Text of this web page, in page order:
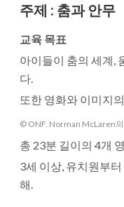
주제 : 춤과 안무
교육 목표
아이들이 춤의 세계,
다.
또한 영화와 이미지
© ONF. Norman McLaren의
총 23분 길이의 4개
3세 이상, 유치원부
해.